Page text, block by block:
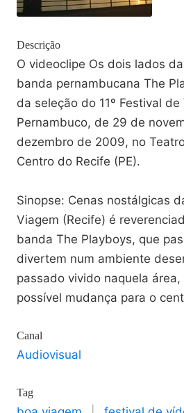
Descrição
O videoclipe Os dois lados
banda pernambucana The
da seleção do 11º Festival
Pernambuco, de 29 de
dezembro de 2009, no
Centro do Recife (PE).
Sinopse: Cenas nostálgicas
Viagem (Recife) é
banda The Playboys, que
divertem num ambiente
passado vivido naquela
possível mudança para o
Canal
Audiovisual
Tag